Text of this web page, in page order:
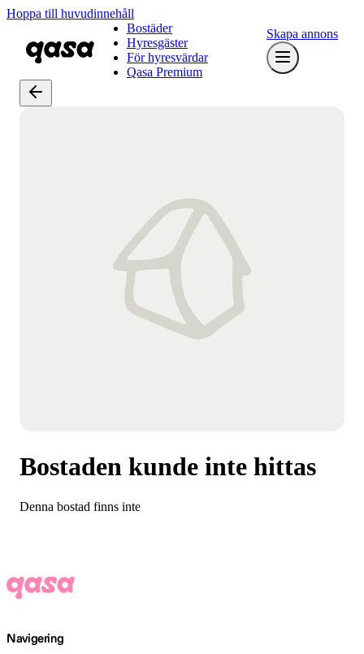
Hoppa till huvudinnehåll
Bostäder
Hyresgäster
För hyresvärdar
Qasa Premium
Skapa annons
Bostaden kunde inte hittas
Denna bostad finns inte
Navigering